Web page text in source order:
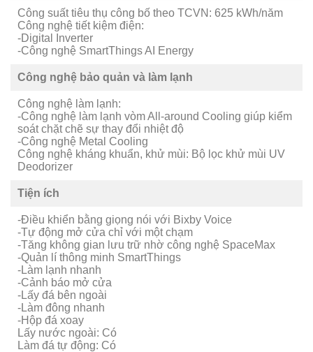
Công suất tiêu thụ công bố theo TCVN: 625 kWh/năm
Công nghệ tiết kiệm điện:
-Digital Inverter
-Công nghệ SmartThings AI Energy
Công nghệ bảo quản và làm lạnh
Công nghệ làm lạnh:
-Công nghệ làm lạnh vòm All-around Cooling giúp kiểm
soát chặt chẽ sự thay đổi nhiệt độ
-Công nghệ Metal Cooling
Công nghệ kháng khuẩn, khử mùi: Bộ lọc khử mùi UV
Deodorizer
Tiện ích
-Điều khiển bằng giọng nói với Bixby Voice
-Tự động mở cửa chỉ với một chạm
-Tăng không gian lưu trữ nhờ công nghệ SpaceMax
-Quản lí thông minh SmartThings
-Làm lạnh nhanh
-Cảnh báo mở cửa
-Lấy đá bên ngoài
-Làm đông nhanh
-Hộp đá xoay
Lấy nước ngoài: Có
Làm đá tự động: Có